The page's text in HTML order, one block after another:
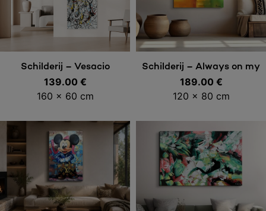
Lees meer
Schilderij – Vesacio
139.00 €
160 x 60 cm
Toevoegen aan
winkelwagen
Schilderij – Always on my
mind
189.00 €
120 x 80 cm